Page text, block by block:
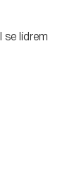
se lídrem